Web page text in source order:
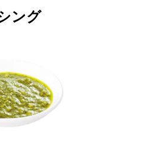
ング